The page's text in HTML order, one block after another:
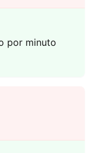
por minuto